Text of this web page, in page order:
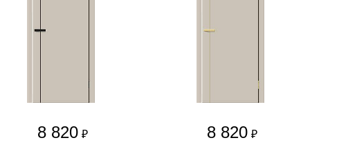
8 820 ₽ 8 820 ₽